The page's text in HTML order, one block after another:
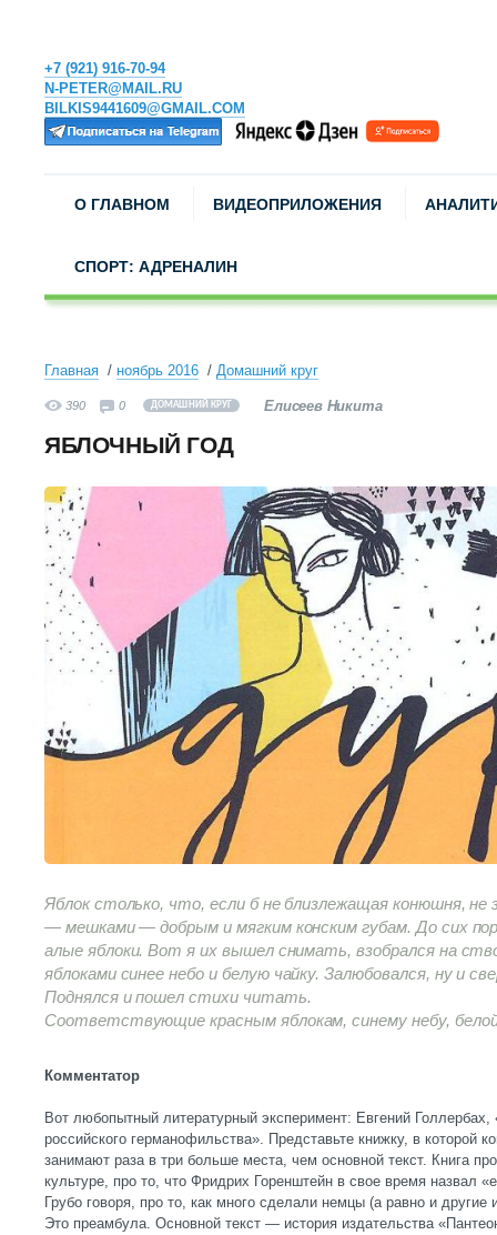
+7 (921) 916-70-94
N-PETER@MAIL.RU
BILKIS9441609@GMAIL.COM
О ГЛАВНОМ ВИДЕОПРИЛОЖЕНИЯ
СПОРТ: АДРЕНАЛИН
Главная ноябрь 2016 Домашний круг
390 0 ДОМАШНИЙ КРУГ Елисеев Никита
ЯБЛОЧНЫЙ ГОД
Яблок столько, что, если б не близлежащая конюшня,
— мешками — добрым и мягким конским губам. До сих
алые яблоки. Вот я их вышел снимать, взобрался на
яблоками синее небо и белую чайку. Залюбовался, ну и
Поднялся и пошел стихи читать.
Соответствующие красным яблокам, синему небу,
Комментатор
Вот любопытный литературный эксперимент: Евгений
российского германофильства». Представьте книжку, в которой
занимают раза в три больше места, чем основной текст. Книга
культуре, про то, что Фридрих Горенштейн в свое время назвал
Грубо говоря, про то, как много сделали немцы (а равно и другие
Это преамбула. Основной текст — история издательства